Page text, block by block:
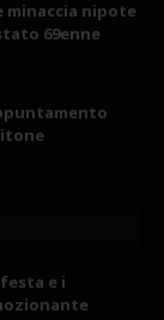
minaccia nipote
69enne
e i